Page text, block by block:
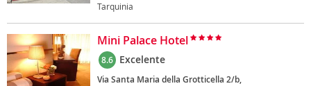
Tarquinia
Mini Palace Hotel
8.6 Excelente
Via Santa Maria della Grotticella 2/b,